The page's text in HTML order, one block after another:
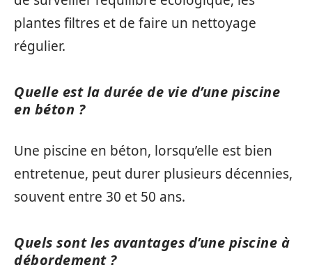
plantes filtres et de faire un nettoyage
régulier.
Quelle est la durée de vie d’une piscine
en béton ?
Une piscine en béton, lorsqu’elle est bien
entretenue, peut durer plusieurs décennies,
souvent entre 30 et 50 ans.
Quels sont les avantages d’une piscine à
débordement ?